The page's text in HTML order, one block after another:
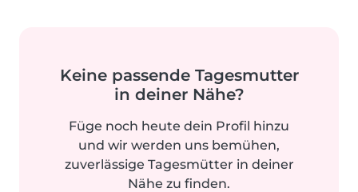
Keine passende Tagesmutter
in deiner Nähe?
Füge noch heute dein Profil hinzu
und wir werden uns bemühen,
zuverlässige Tagesmütter in deiner
Nähe zu finden.